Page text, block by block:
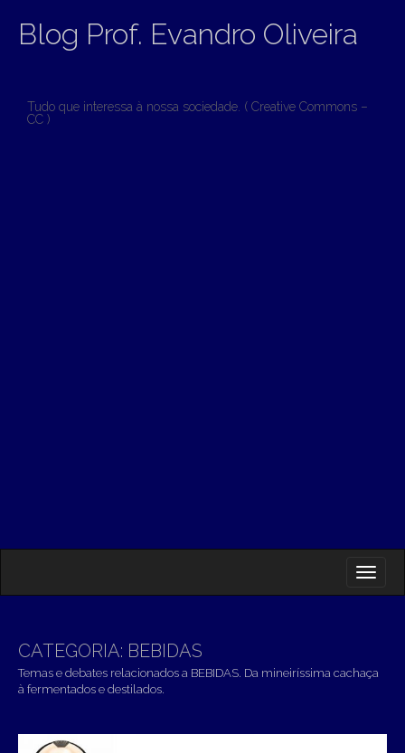
Blog Prof. Evandro Oliveira
Tudo que interessa à nossa sociedade. ( Creative Commons –
CC )
N
M
E
U
O
C
O
N
CATEGORIA: BEBIDAS
Temas e debates relacionados a BEBIDAS. Da mineiríssima cachaça
à fermentados e destilados.